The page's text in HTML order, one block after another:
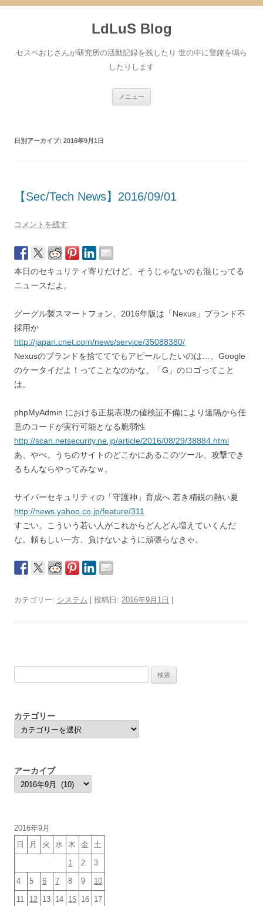
へ
ス
LdLuS Blog
セスペおじさんが研究所の活動記録を残したり 世の中に警鐘を鳴ら
したりします
メニュー
日別アーカイブ: 2016年9月1日
【Sec/Tech News】2016/09/01
コメントを残す
本日のセキュリティ寄りだけど、そうじゃないのも混じってる
ニュースだよ。
グーグル製スマートフォン、2016年版は「Nexus」ブランド不
採用か
http://japan.cnet.com/news/service/35088380/
Nexusのブランドを捨ててでもアピールしたいのは…、Google
のケータイだよ！ってことなのかな。「G」のロゴってこと
は。
phpMyAdmin における正規表現の値検証不備により遠隔から任
意のコードが実行可能となる脆弱性
http://scan.netsecurity.ne.jp/article/2016/08/29/38884.html
あ、やべ。うちのサイトのどこかにあるこのツール、攻撃でき
るもんならやってみなｗ。
サイバーセキュリティの「守護神」育成へ 若き精鋭の熱い夏
http://news.yahoo.co.jp/feature/311
すごい。こういう若い人がこれからどんどん増えていくんだ
な。頼もしい一方、負けないように頑張らなきゃ。
カテゴリー: システム | 投稿日: 2016年9月1日
カテゴリー
カ
テ
ゴ
アーカイブ
ア
ー
カ
2016年9月
日
月 火 水 木 金 土
1 2 3
4 5 6 7 8 9 10
11 12 13 14 15 16 17